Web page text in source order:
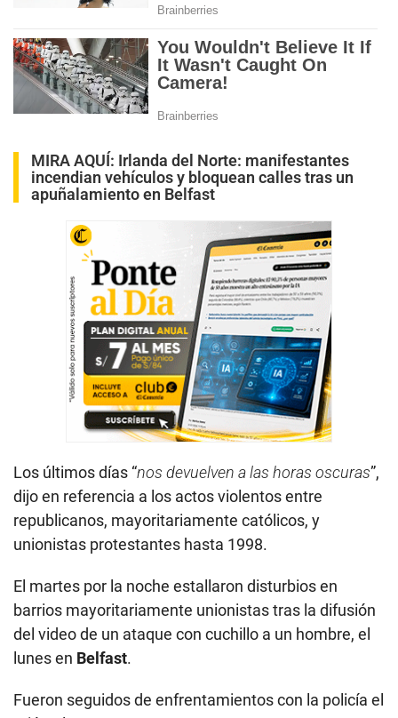
MIRA AQUÍ: Irlanda del Norte: manifestantes
incendian vehículos y bloquean calles tras un
apuñalamiento en Belfast
Los últimos días “nos devuelven a las horas oscuras”,
dijo en referencia a los actos violentos entre
republicanos, mayoritariamente católicos, y
unionistas protestantes hasta 1998.
El martes por la noche estallaron disturbios en
barrios mayoritariamente unionistas tras la difusión
del video de un ataque con cuchillo a un hombre, el
lunes en Belfast.
Fueron seguidos de enfrentamientos con la policía el